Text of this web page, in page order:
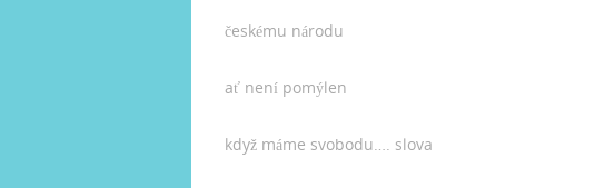
českému národu
ať není pomýlen
když máme svobodu…. slova